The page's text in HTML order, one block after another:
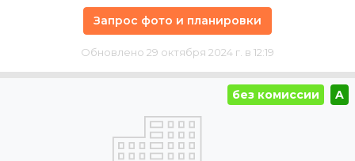
Запрос фото и планировки
Обновлено 29 октября 2024 г. в 12:19
без комиссии A